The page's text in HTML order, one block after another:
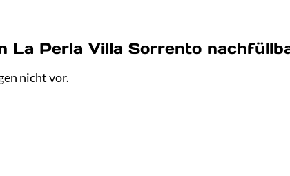
La Perla Villa Sorrento
nicht vor.